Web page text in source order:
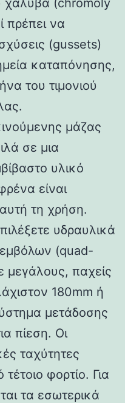
πρέπει να
(gussets)
καταπόνησης,
του τιμονιού
μάζας
σε μια
υλικό
είναι
τη χρήση.
υδραυλικά
(quad-
παχείς
180mm ή
μετάδοσης
πίεση. Οι
ταχύτητες
φορτίο. Για
τα εσωτερικά